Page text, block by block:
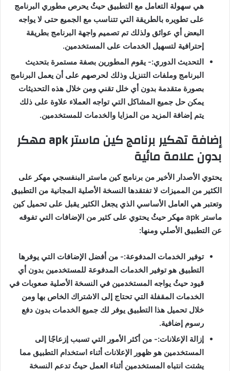
هي سهولة التعامل مع التطبيق حيثُ يحرص مطوري البرنامج
على تطويره بالطريقة التي تتناسب مع الجميع حتى لا يواجه
البعض أي عوائق ولذلك تم تصميم واجهة البرنامج بطريقة
إحترافية لتسهيل الخدمات على المستخدمين.
التحديث الدوري:- يقوم المطورين بصفة مستمرة بتحديث
البرنامج وملفات التنزيل وذلك لحرصهم على أن يعمل البرنامج
بصورة متقدمة بدون أي خلل تقني ومن خلال هذه التحديثات
يمكن حل جميع المشاكل التي تواجه العملاء علاوة على ذلك
يتم إضافة المزيد من المزايا والخدمات للمستخدمين.
إضافةتهكيربرنامجكين ماسترapk مهكر
بدونعلامة مائية
يحتوي الأصدار الأخير من برنامج كين ماستر البنفسجي مهكر على
الكثير من المميزات لا تفتقدها النسخة الأصلية المجانية من التطبيق
وتعتبر هي العامل الأساسي الذي يجعل الكثير يقبل على تحميل كين
ماستر
مهكر حيثُ يحتوي على كثير من الإضافات التي تفوقه
عن التطبيق الأصلي ومنها:
توفير الخدمات المدفوعة:- من أفضل الإضافات التي يوفرها
التطبيق هو توفير الخدمات المدفوعة للمستخدمين بدون أي
قيود حيثُ يواجه المستخدمين في النسخة الأصلية صعوبات في
الخدمات المقفلة التي تحتاج إلى الاشتراك الخاص بها ومن
خلال تحميل هذا التطبيق يوفر لك جميع الخدمات بدون دفع
رسوم إضافية.
إزالة الإعلانات:- من أكثر الأمور التي تسبب إزعاجًا إلى
المستخدمين هو ظهور الإعلانات أثناء استخدام التطبيق مما
يشتت انتباه المستخدمين أثناء العمل حيثُ تدعم النسخة